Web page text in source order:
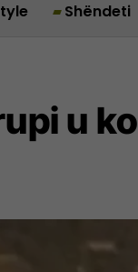
Shëndeti
u